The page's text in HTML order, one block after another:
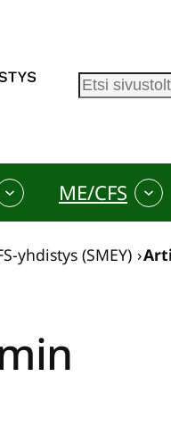
E
ME/CFS
yhdistys (SMEY) ›